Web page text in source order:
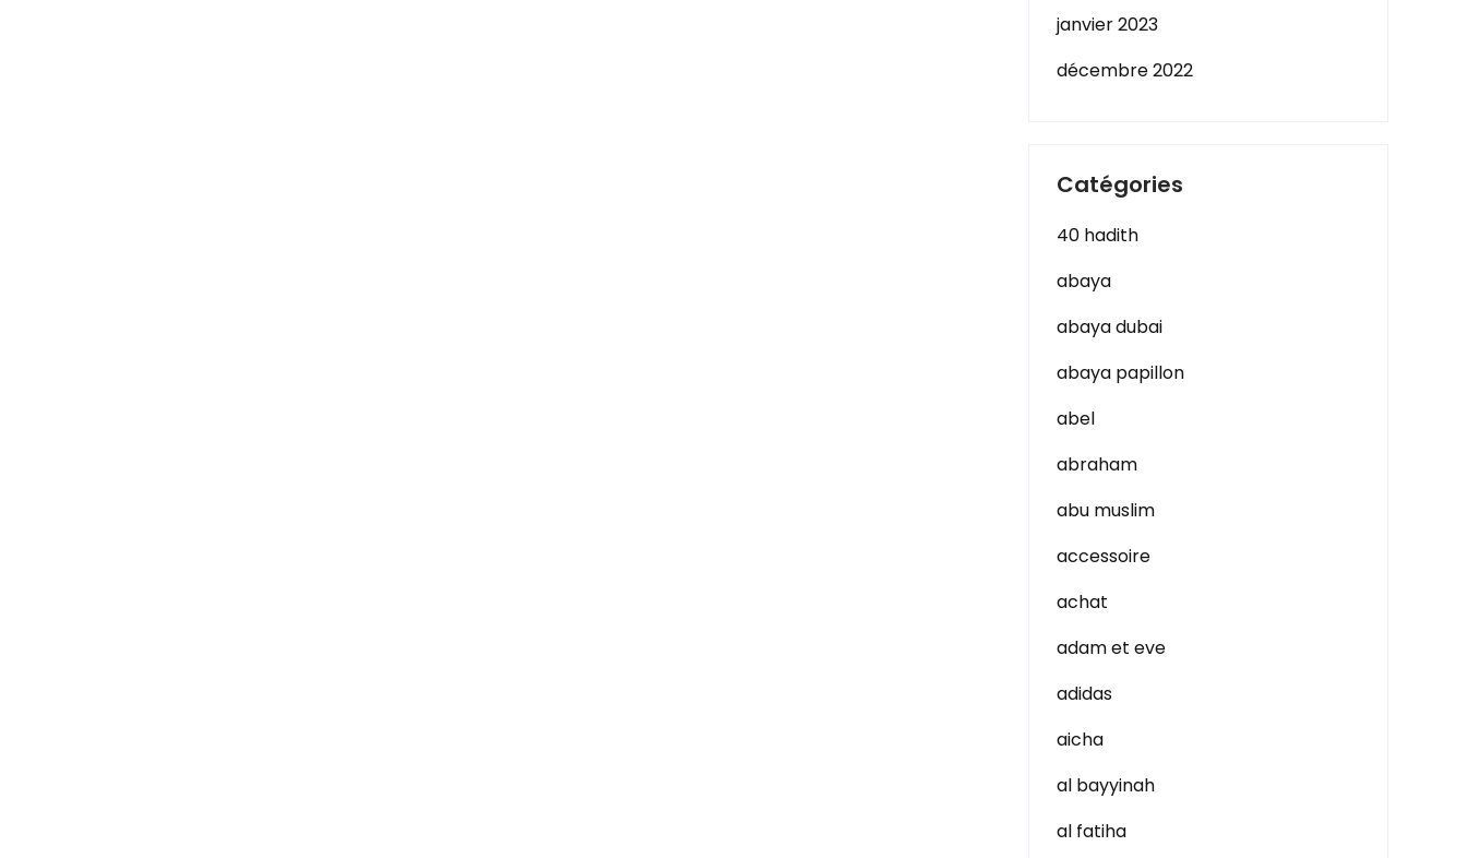
janvier 2023
décembre 2022
Catégories
40 hadith
abaya
abaya dubai
abaya papillon
abel
abraham
abu muslim
accessoire
achat
adam et eve
adidas
aicha
al bayyinah
al fatiha